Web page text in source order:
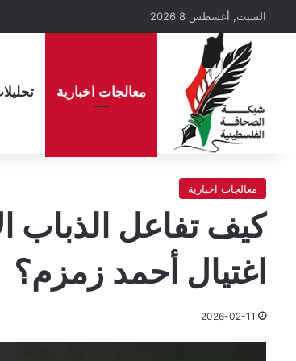
السبت, أغسطس 8 2026
معالجات اخبارية
معالجات اخبارية
كيف تفاعل الذباب
اغتيال أحمد زمزم؟
2026-02-11